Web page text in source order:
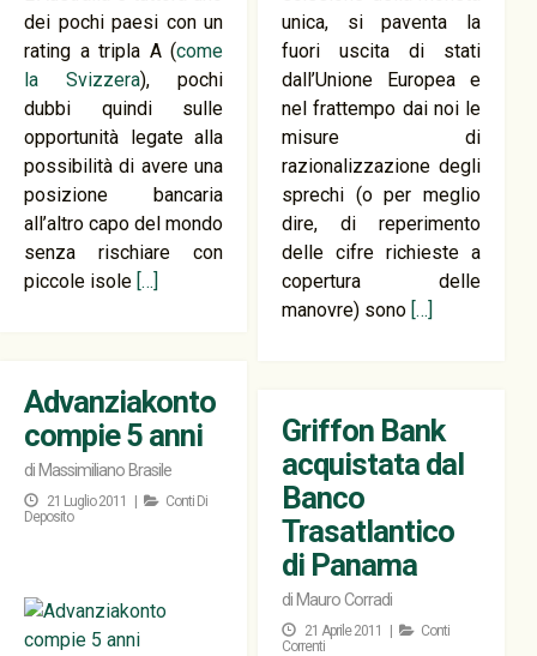
dei pochi paesi con un
rating a tripla A (come
la Svizzera), pochi
dubbi quindi sulle
opportunità legate alla
possibilità di avere una
posizione bancaria
all’altro capo del mondo
senza rischiare con
piccole isole […]
unica, si paventa la
fuori uscita di stati
dall’Unione Europea e
nel frattempo dai noi le
misure di
razionalizzazione degli
sprechi (o per meglio
dire, di reperimento
delle cifre richieste a
copertura delle
manovre) sono […]
Advanziakonto
compie 5 anni
di Massimiliano Brasile
21 Luglio 2011 |
Conti Di
Deposito
Griffon Bank
acquistata dal
Banco
Trasatlantico
di Panama
di Mauro Corradi
21 Aprile 2011 |
Conti
Correnti